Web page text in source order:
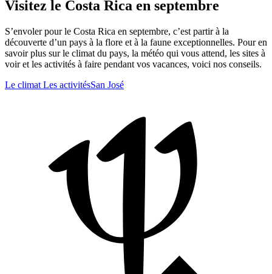
Visitez le Costa Rica en septembre
S’envoler pour le Costa Rica en septembre, c’est partir à la
découverte d’un pays à la flore et à la faune exceptionnelles. Pour en
savoir plus sur le climat du pays, la météo qui vous attend, les sites à
voir et les activités à faire pendant vos vacances, voici nos conseils.
Le climat Les activitésSan José